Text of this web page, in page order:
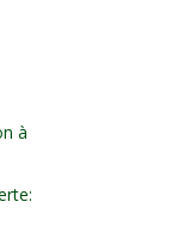
à